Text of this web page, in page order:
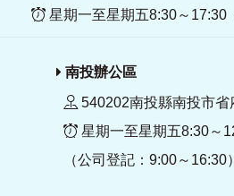
星期一至星期五8:30～17:30
南投辦公區
540202南投縣南投市省
星期一至星期五8:30～
（公司登記：9:00～16:30